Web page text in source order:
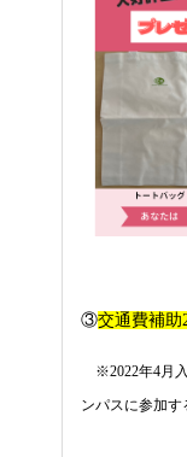
③交通費補助
※2022年4月入
ンパスに参加